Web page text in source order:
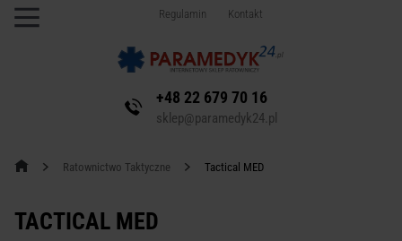
Regulamin Kontakt
+48 22 679 70 16
sklep@paramedyk24.pl
Ratownictwo Taktyczne Tactical MED
TACTICAL MED